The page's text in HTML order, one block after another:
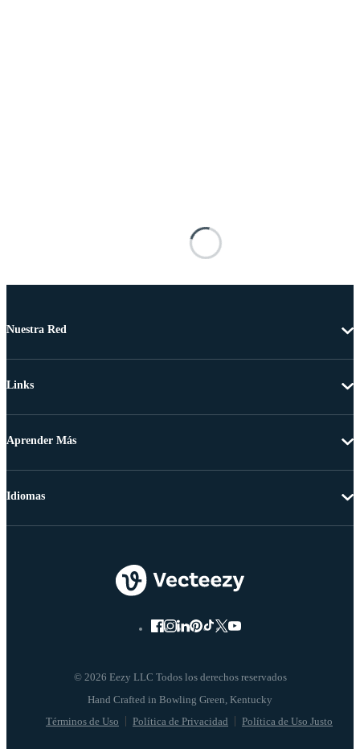
Nuestra Red
Links
Aprender Más
© 2026 Eezy LLC Todos los derechos reservados
Términos de Uso Política de Privacidad Política de Uso Justo
Idiomas